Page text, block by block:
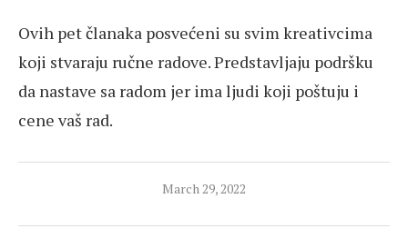
Ovih pet članaka posvećeni su svim kreativcima
koji stvaraju ručne radove. Predstavljaju podršku
da nastave sa radom jer ima ljudi koji poštuju i
cene vaš rad.
March 29, 2022